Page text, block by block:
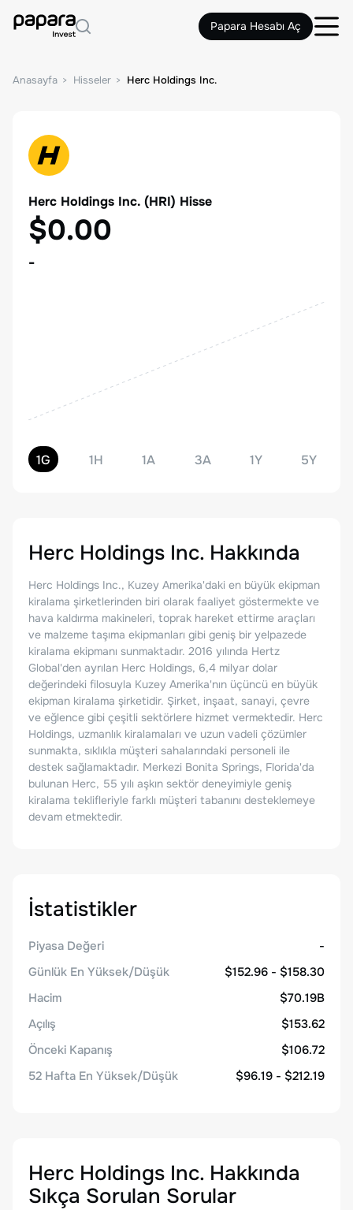
Papara Hesabı Aç
Anasayfa Hisseler Herc Holdings Inc.
Herc Holdings Inc. (HRI) Hisse
$0.00
-
1G 1H 1A 3A 1Y 5Y
Herc Holdings Inc. Hakkında
Herc Holdings Inc., Kuzey Amerika'daki en büyük ekipman
kiralama şirketlerinden biri olarak faaliyet göstermekte ve
hava kaldırma makineleri, toprak hareket ettirme araçları
ve malzeme taşıma ekipmanları gibi geniş bir yelpazede
kiralama ekipmanı sunmaktadır. 2016 yılında Hertz
Global'den ayrılan Herc Holdings, 6,4 milyar dolar
değerindeki filosuyla Kuzey Amerika'nın üçüncü en büyük
ekipman kiralama şirketidir. Şirket, inşaat, sanayi, çevre
ve eğlence gibi çeşitli sektörlere hizmet vermektedir. Herc
Holdings, uzmanlık kiralamaları ve uzun vadeli çözümler
sunmakta, sıklıkla müşteri sahalarındaki personeli ile
destek sağlamaktadır. Merkezi Bonita Springs, Florida'da
bulunan Herc, 55 yılı aşkın sektör deneyimiyle geniş
kiralama teklifleriyle farklı müşteri tabanını desteklemeye
devam etmektedir.
İstatistikler
Piyasa Değeri
-
Günlük En Yüksek/Düşük
$152.96 - $158.30
Hacim
$70.19B
Açılış
$153.62
Önceki Kapanış
$106.72
52 Hafta En Yüksek/Düşük
$96.19 - $212.19
Herc Holdings Inc. Hakkında
Sıkça Sorulan Sorular